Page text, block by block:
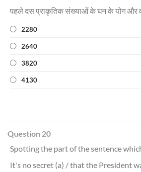
पहले दस प्राकृतिक संख्याओं के घन के योग और
2280
2640
3820
4130
Question 20
Spotting the part of the sentence
It's no secret (a) / that the President